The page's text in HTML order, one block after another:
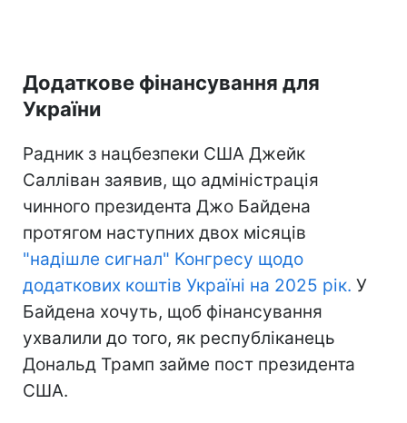
Додаткове фінансування для
України
Радник з нацбезпеки США Джейк
Салліван заявив, що адміністрація
чинного президента Джо Байдена
протягом наступних двох місяців
"надішле сигнал" Конгресу щодо
додаткових коштів Україні на 2025 рік. У
Байдена хочуть, щоб фінансування
ухвалили до того, як республіканець
Дональд Трамп займе пост президента
США.